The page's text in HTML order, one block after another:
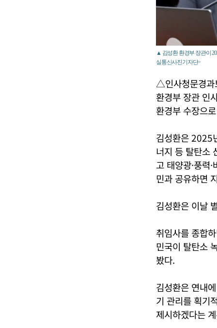
▲ 김성환 환경부 장관이
실통신사진기자단>
△인사청문경과
환경부 장관 인
환경부 수장으
김성환은 2025
너지 등 탈탄소
고 태양광·풍력
민과 공유하면
김성환은 이날
취임사를 종합
민국이 탈탄소
봤다.
김성환은 연내
기 관리를 획기
제시하겠다는